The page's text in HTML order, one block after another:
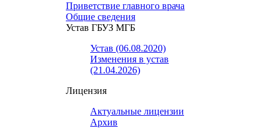
Приветствие главного врача
Общие сведения
Устав ГБУЗ МГБ
Устав (06.08.2020)
Изменения в устав
(21.04.2026)
Лицензия
Актуальные лицензии
Архив